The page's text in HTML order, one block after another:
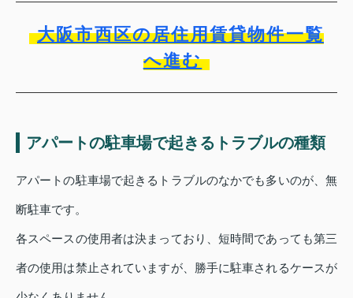
大阪市西区の居住用賃貸物件一覧
へ進む
アパートの駐車場で起きるトラブルの種類
アパートの駐車場で起きるトラブルのなかでも多いのが、無
断駐車です。
各スペースの使用者は決まっており、短時間であっても第三
者の使用は禁止されていますが、勝手に駐車されるケースが